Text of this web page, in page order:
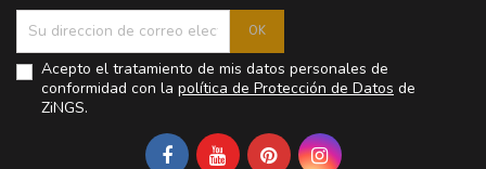
Acepto el tratamiento de mis datos personales de
conformidad con la política de Protección de Datos de
ZiNGS.